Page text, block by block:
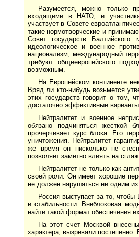
Разумеется, можно только
входящими в НАТО, и
участвует в Совете
такие нормотворческие и
Совет государств
идеологическое и военное
национализм, международный
требуют общеевропейского
возможным.
На Европейском континенте
Вряд ли кто-нибудь возьмется
этих государств говорит о том,
достаточно эффективные
Нейтралитет и военное
обязано подчиняться жесткой
прочерчивает курс блока. Его
уничтожения. Нейтралитет
же время он нисколько не
позволяет заметно влиять на
Нейтралитет не только как
своей роли. Он имеет хорошие
не должен нарушаться ни одним
Россия выступает за то, чтобы
и стабильности. Внеблоковая
найти такой формат обеспечения
На этот счет Москвой
характера, вызревали